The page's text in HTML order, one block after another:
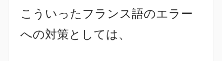
こういったフランス語のエラー
への対策としては、